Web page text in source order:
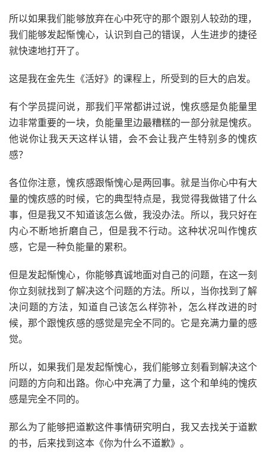
所以如果我们能够放弃在心中死守的那个跟别人较劲的理，
我们能够发起惭愧心，认识到自己的错误，人生进步的捷径
就快速地打开了。
这是我在金先生《活好》的课程上，所受到的巨大的启发。
有个学员提问说，那我们平常都讲过说，愧疚感是负能量里
边非常重要的一块，负能量里边最糟糕的一部分就是愧疚。
他说你让我天天这样认错，会不会让我产生特别多的愧疚
感？
各位你注意，愧疚感跟惭愧心是两回事。就是当你心中有大
量的愧疚感的时候，它的典型特点是，我觉得我做错了什么
事，但是我又不知道该怎么做，我没办法。所以，我只好在
内心不断地折磨自己，但是我不行动。这种状况叫作愧疚
感，它是一种负能量的累积。
但是发起惭愧心，你能够真诚地面对自己的问题，在这一刻
你立刻就找到了解决这个问题的方法。所以，当你找到了解
决问题的方法，知道自己该怎么样弥补，怎么样改进的时
候，那个跟愧疚感的感觉是完全不同的。它是充满力量的感
觉。
所以，如果我们是发起惭愧心，我们能够立刻看到解决这个
问题的方向和出路。你心中充满了力量，这个和单纯的愧疚
感是完全不同的。
那么为了能够把道歉这件事情研究明白，我又去找关于道歉
的书，后来找到这本《你为什么不道歉》。